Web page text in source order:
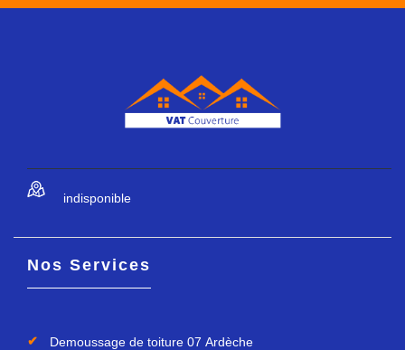
indisponible
Nos Services
Demoussage de toiture 07 Ardèche